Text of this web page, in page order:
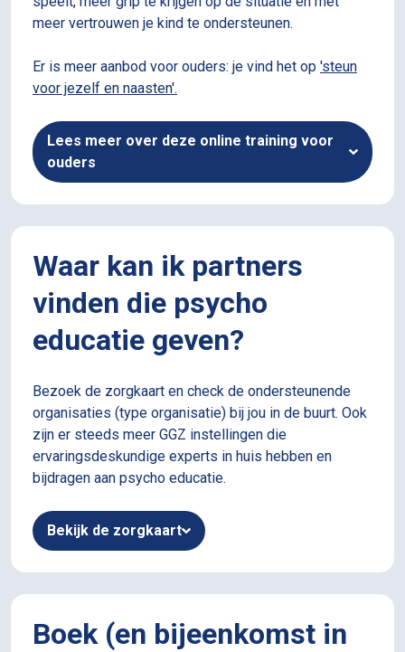
meer vertrouwen je kind te ondersteunen.
Er is meer aanbod voor ouders: je vind het op 'steun
voor jezelf en naasten'.
Lees meer over deze online training voor
ouders
Waar kan ik partners
vinden die psycho
educatie geven?
Bezoek de zorgkaart en check de ondersteunende
organisaties (type organisatie) bij jou in de buurt. Ook
zijn er steeds meer GGZ instellingen die
ervaringsdeskundige experts in huis hebben en
bijdragen aan psycho educatie.
Bekijk de zorgkaart
Boek (en bijeenkomst in